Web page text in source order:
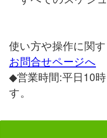
使い方や操作に関
お問合せページへ
◆営業時間:平日10
す。